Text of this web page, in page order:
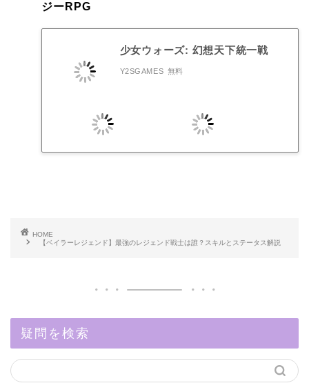
ジーRPG
少女ウォーズ: 幻想天下統一戦
Y2SGAMES 無料
HOME
【ベイラーレジェンド】最強のレジェンド戦士は誰？スキルとステータス解説
疑問を検索